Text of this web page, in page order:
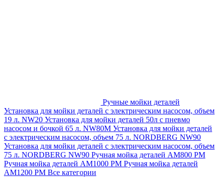
Ручные мойки деталей
Установка для мойки деталей с электрическим насосом, объем
19 л. NW20 Установка для мойки деталей 50л с пневмо
насосом и бочкой 65 л. NW80M Установка для мойки деталей
с электрическим насосом, объем 75 л. NORDBERG NW90
Установка для мойки деталей с электрическим насосом, объем
75 л. NORDBERG NW90 Ручная мойка деталей АМ800 РМ
Ручная мойка деталей АМ1000 РМ Ручная мойка деталей
АМ1200 РМ Все категории